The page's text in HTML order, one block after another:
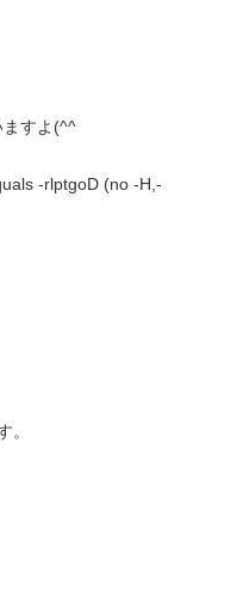
すよ(^^
-rlptgoD (no -H,-
。